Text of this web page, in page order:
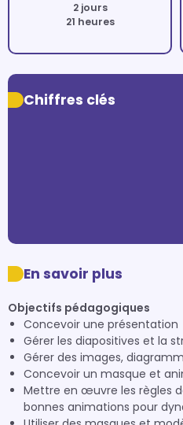
2 jours
21 heures
Chiffres clés
En savoir plus
Objectifs pédagogiques
Concevoir une présentation
Gérer les diapositives et la
Gérer des images,
Concevoir un masque et
Mettre en œuvre les règles
bonnes animations pour